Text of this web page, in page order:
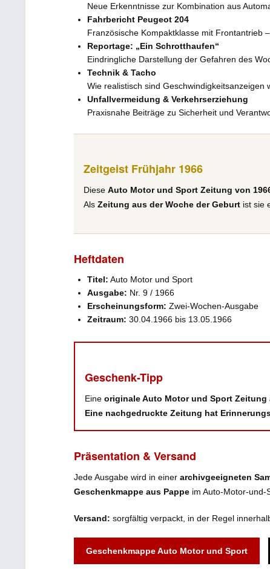
Neue Erkenntnisse zur Kombination aus
Fahrbericht Peugeot 204
Französische Kompaktklasse mit Frontantrieb
Reportage: „Ein Schrotthaufen“
Eindringliche Darstellung der Gefahren des
Technik & Tacho
Wie realistisch sind Geschwindigkeitsanzeigen
Unfallvermeidung & Verkehrserziehung
Praxisnahe Beiträge zu Sicherheit und
Zeitgeist Frühjahr 1966
Diese Auto Motor und Sport Zeitung von
Als Zeitung aus der Woche der Geburt ist sie
Heftdaten
Titel: Auto Motor und Sport
Ausgabe: Nr. 9 / 1966
Erscheinungsform: Zwei-Wochen-Ausgabe
Zeitraum: 30.04.1966 bis 13.05.1966
Geschenk-Tipp
Eine originale Auto Motor und Sport
Eine nachgedruckte Zeitung hat
Präsentation & Versand
Jede Ausgabe wird in einer archivgeeigneten
Geschenkmappe aus Pappe im Auto-Motor-und-
Versand: sorgfältig verpackt, in der Regel
Geschenkmappe Auto Motor und Sport